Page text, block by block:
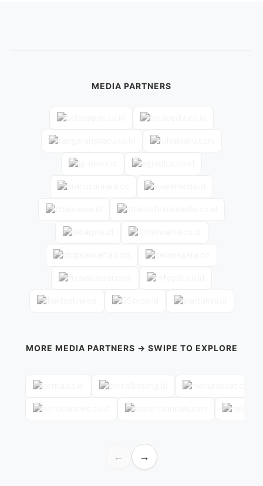
MEDIA PARTNERS
MORE MEDIA PARTNERS → SWIPE TO EXPLORE
← →